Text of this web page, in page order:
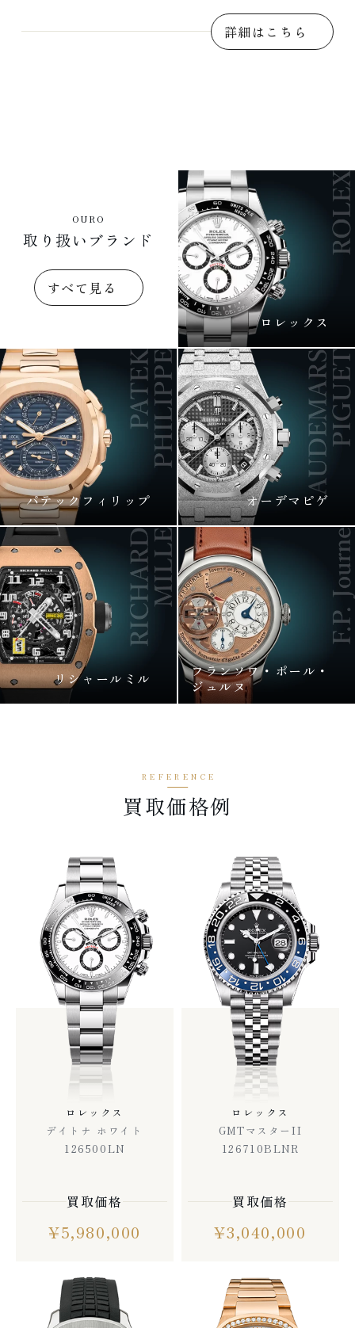
詳細はこちら
OURO
取り扱いブランド
すべて見る
ロレックス
パテックフィリップ オーデマピゲ
リシャールミル フランソワ・ ポール・
ジュルヌ
買取価格例
ロレックス
デイトナ ホワイト
126500LN
買取価格
¥5,980,000
ロレックス
GMTマスターII
126710BLNR
買取価格
¥3,040,000